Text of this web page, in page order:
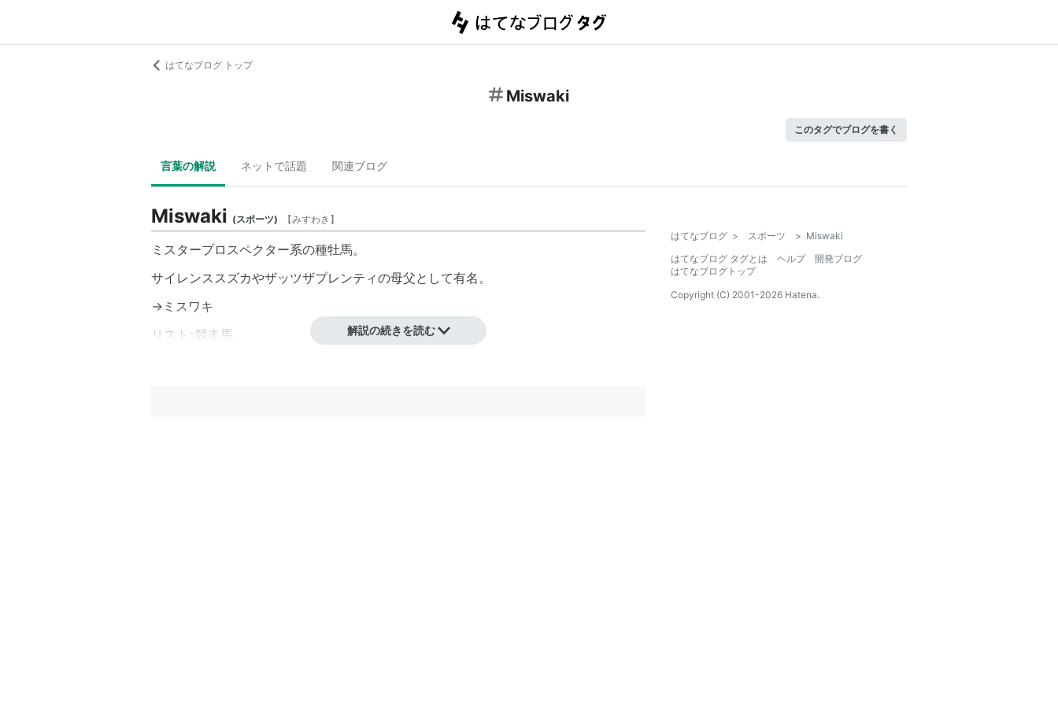
はてなブログ トップ
Miswaki
このタグでブログを書く
言葉の解説 ネットで話題 関連ブログ
Miswaki (スポーツ) 【みすわき 】
ミスタープロスペクター系の種牡馬。
サイレンススズカやザッツザプレンティの母父として有名。
→ ミスワキ
リスト::競走馬
解説の続きを読む
はてなブログ > スポーツ > Miswaki
はてなブログ タグとは
ヘルプ
開発ブログ
はてなブログトップ
Copyright (C) 2001-2026 Hatena.